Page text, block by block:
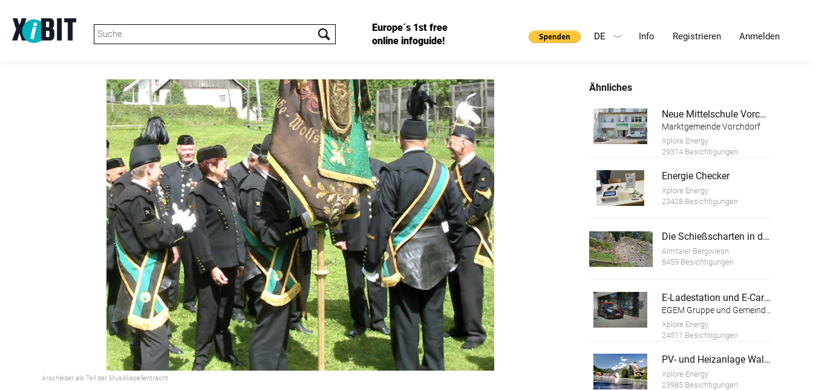
Europe´s 1st free
online infoguide!
Info Registrieren Anmelden
DE
Arschleder als Teil der Musikkapellentracht
Ähnliches
Neue Mittelschule Vorchdorf
Marktgemeinde Vorchdorf
Xplore Energy
29314 Besichtigungen
Energie Checker
Xplore Energy
23428 Besichtigungen
Die Schießscharten in der Wehrmauer der Ruine Scharnstein
Almtaler Bergwiesn
8459 Besichtigungen
E-Ladestation und E-Carsharing Bad Wimsbach-Neydharting
Xplore Energy
24511 Besichtigungen
PV- und Heizanlage Wallig
Xplore Energy
23985 Besichtigungen